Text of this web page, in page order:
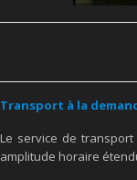
Transport à la
Le service de
amplitude horaire